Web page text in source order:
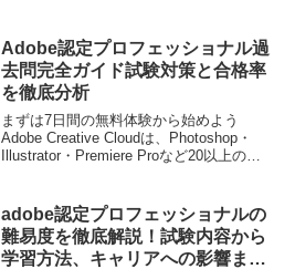
るのかをお伝えします。プロの目線か
ら、あなたの悩みを解決するた...
Adobe認定プロフェッショナル過
去問完全ガイド試験対策と合格率
を徹底分析
まずは7日間の無料体験から始めよう
Adobe Creative Cloudは、Photoshop・
Illustrator・Premiere Proなど20以上のア
→※...
adobe認定プロフェッショナルの
難易度を徹底解説！試験内容から
学習方法、キャリアへの影響まで